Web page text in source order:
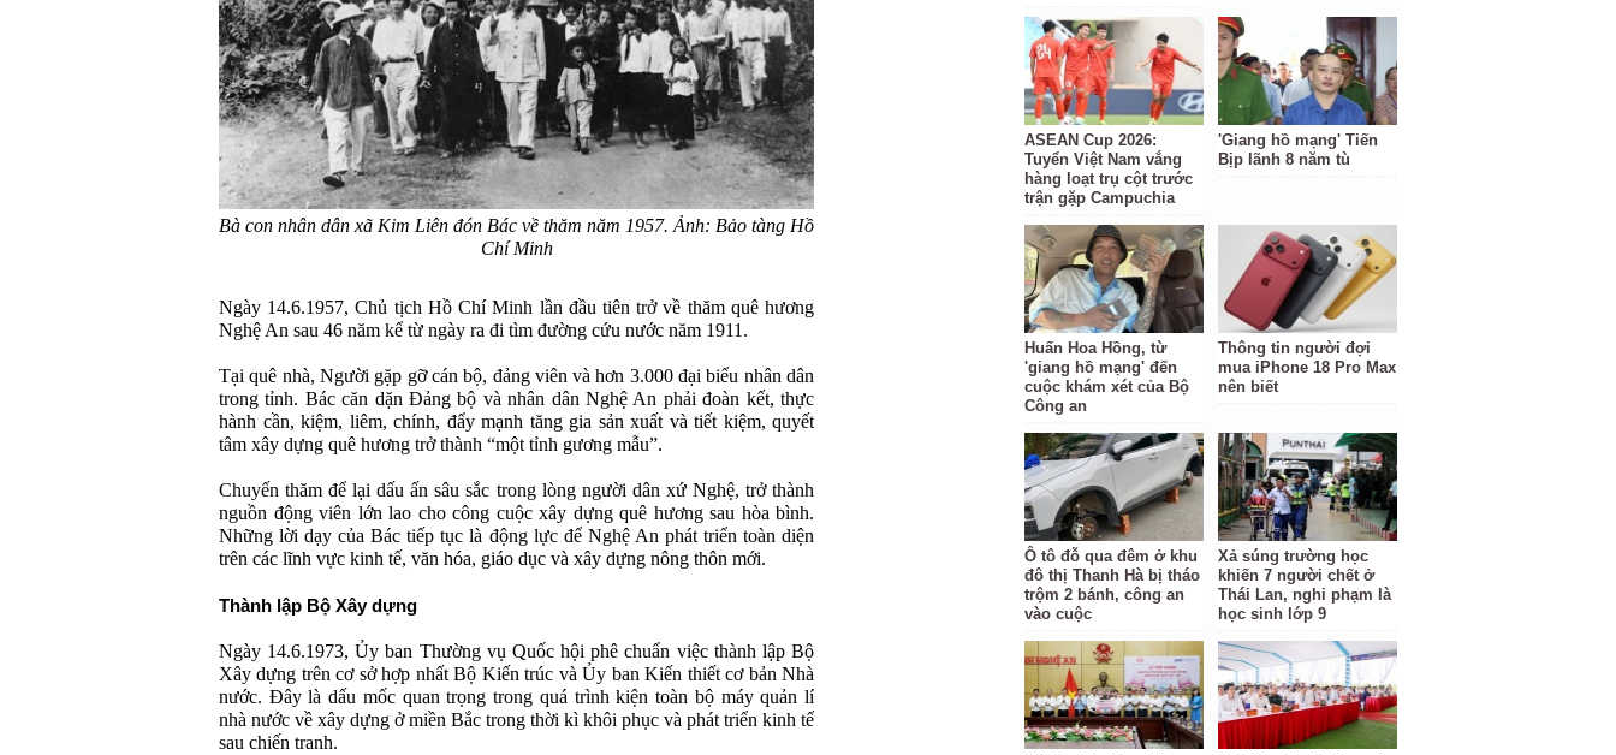
Bà con nhân dân xã Kim Liên đón Bác về thăm năm 1957. Ảnh: Bảo tàng Hồ
Chí Minh
Ngày 14.6.1957, Chủ tịch Hồ Chí Minh lần đầu tiên trở về thăm quê hương
Nghệ An sau 46 năm kể từ ngày ra đi tìm đường cứu nước năm 1911.
Tại quê nhà, Người gặp gỡ cán bộ, đảng viên và hơn 3.000 đại biểu nhân dân
trong tỉnh. Bác căn dặn Đảng bộ và nhân dân Nghệ An phải đoàn kết, thực
hành cần, kiệm, liêm, chính, đẩy mạnh tăng gia sản xuất và tiết kiệm, quyết
tâm xây dựng quê hương trở thành “một tỉnh gương mẫu”.
Chuyến thăm để lại dấu ấn sâu sắc trong lòng người dân xứ Nghệ, trở thành
nguồn động viên lớn lao cho công cuộc xây dựng quê hương sau hòa bình.
Những lời dạy của Bác tiếp tục là động lực để Nghệ An phát triển toàn diện
trên các lĩnh vực kinh tế, văn hóa, giáo dục và xây dựng nông thôn mới.
Thành lập Bộ Xây dựng
Ngày 14.6.1973, Ủy ban Thường vụ Quốc hội phê chuẩn việc thành lập Bộ
Xây dựng trên cơ sở hợp nhất Bộ Kiến trúc và Ủy ban Kiến thiết cơ bản Nhà
nước. Đây là dấu mốc quan trọng trong quá trình kiện toàn bộ máy quản lí
nhà nước về xây dựng ở miền Bắc trong thời kì khôi phục và phát triển kinh tế
sau chiến tranh.
ASEAN Cup 2026:
Tuyển Việt Nam vắng
hàng loạt trụ cột trước
trận gặp Campuchia
'Giang hồ mạng' Tiến
Bịp lãnh 8 năm tù
Huấn Hoa Hồng, từ
'giang hồ mạng' đến
cuộc khám xét của Bộ
Công an
Thông tin người đợi
mua iPhone 18 Pro Max
nên biết
Ô tô đỗ qua đêm ở khu
đô thị Thanh Hà bị tháo
trộm 2 bánh, công an
vào cuộc
Xả súng trường học
khiến 7 người chết ở
Thái Lan, nghi phạm là
học sinh lớp 9